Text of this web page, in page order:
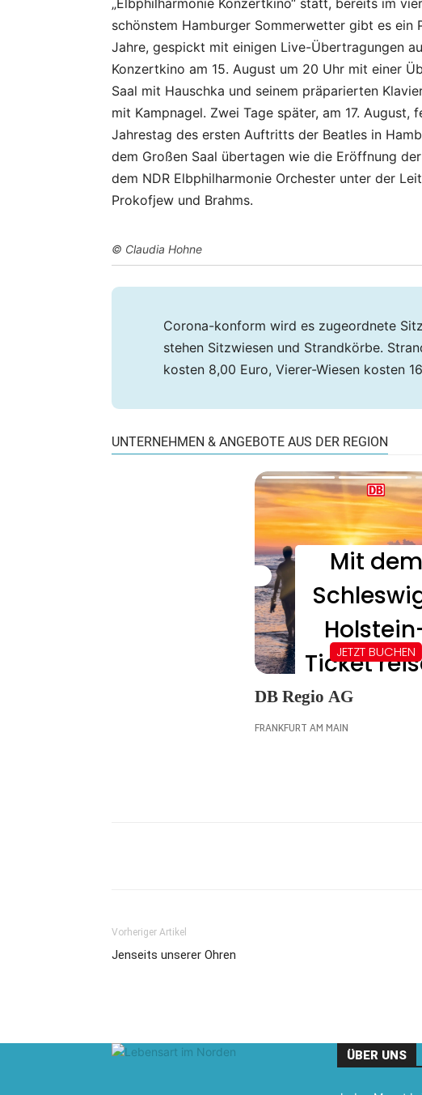
„Elbphilharmonie Konzertkino“ statt, bereits im
schönstem Hamburger Sommerwetter gibt es ein
Jahre, gespickt mit einigen Live-Übertragungen
Konzertkino am 15. August um 20 Uhr mit einer
Saal mit Hauschka und seinem präparierten
mit Kampnagel. Zwei Tage später, am 17.
Jahrestag des ersten Auftritts der Beatles in
dem Großen Saal übertagen wie die Eröffnung
dem NDR Elbphilharmonie Orchester unter der
Prokofjew und Brahms.
© Claudia Hohne
Corona-konform wird es zugeordnete
stehen Sitzwiesen und Strandkörbe.
kosten 8,00 Euro, Vierer-Wiesen kosten
Vorheriger Artikel
Jenseits unserer Ohren
ÜBER UNS